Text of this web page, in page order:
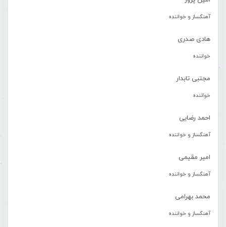
آهنگساز و خواننده
هادی صدری
خواننده
مجتبی تابدار
خواننده
احمد رضایی
آهنگساز و خواننده
امیر مقیمی
آهنگساز و خواننده
محمد بهرامی
آهنگساز و خواننده